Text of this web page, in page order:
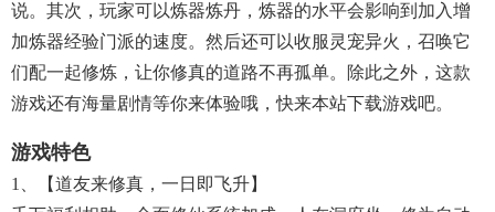
说。其次，玩家可以炼器炼丹，炼器的水平会影响到加入增
加炼器经验门派的速度。然后还可以收服灵宠异火，召唤它
们配一起修炼，让你修真的道路不再孤单。除此之外，这款
游戏还有海量剧情等你来体验哦，快来本站下载游戏吧。
游戏特色
1、【道友来修真，一日即飞升】